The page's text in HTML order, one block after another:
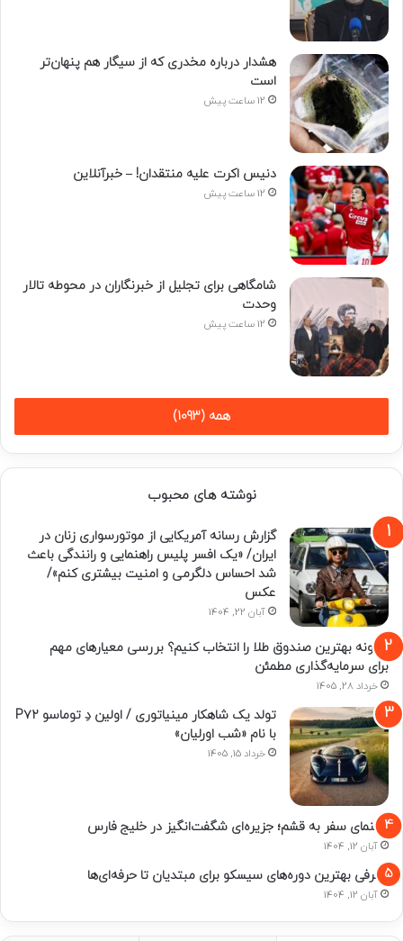
هشدار درباره مخدری که از سیگار هم پنهان‌تر
است
12 ساعت پیش
دنیس اکرت علیه منتقدان! – خبرآنلاین
12 ساعت پیش
شامگاهی برای تجلیل از خبرنگاران در محوطه تالار
وحدت
12 ساعت پیش
همه (1093)
نوشته های محبوب
گزارش رسانه آمریکایی از موتورسواری زنان در
ایران/ «یک افسر پلیس راهنمایی و رانندگی باعث
شد احساس دلگرمی و امنیت بیشتری کنم»/
عکس
آبان 22, 1404
چگونه بهترین صندوق طلا را انتخاب کنیم؟ بررسی معیارهای مهم
برای سرمایه‌گذاری مطمئن
خرداد 28, 1405
تولد یک شاهکار مینیاتوری / اولین دِ توماسو P۷۲
با نام «شب اورلیان»
خرداد 15, 1405
راهنمای سفر به قشم؛ جزیره‌ای شگفت‌انگیز در خلیج فارس
آبان 12, 1404
معرفی بهترین دوره‌های سیسکو برای مبتدیان تا حرفه‌ای‌ها
آبان 12, 1404